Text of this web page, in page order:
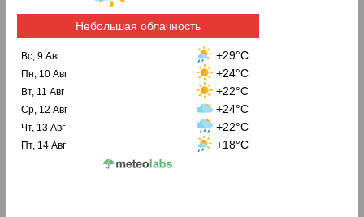
Небольшая облачность
Вс, 9 Авг +29°C
Пн, 10 Авг +24°C
Вт, 11 Авг +22°C
Ср, 12 Авг +24°C
Чт, 13 Авг +22°C
Пт, 14 Авг +18°C